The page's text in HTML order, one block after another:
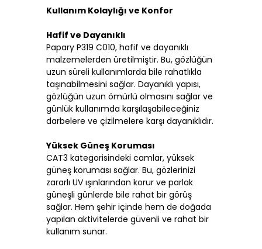
Kullanım Kolaylığı ve Konfor
Hafif ve Dayanıklı
Papary P319 C010, hafif ve dayanıklı
malzemelerden üretilmiştir. Bu, gözlüğün
uzun süreli kullanımlarda bile rahatlıkla
taşınabilmesini sağlar. Dayanıklı yapısı,
gözlüğün uzun ömürlü olmasını sağlar ve
günlük kullanımda karşılaşabileceğiniz
darbelere ve çizilmelere karşı dayanıklıdır.
Yüksek Güneş Koruması
CAT3 kategorisindeki camlar, yüksek
güneş koruması sağlar. Bu, gözlerinizi
zararlı UV ışınlarından korur ve parlak
güneşli günlerde bile rahat bir görüş
sağlar. Hem şehir içinde hem de doğada
yapılan aktivitelerde güvenli ve rahat bir
kullanım sunar.